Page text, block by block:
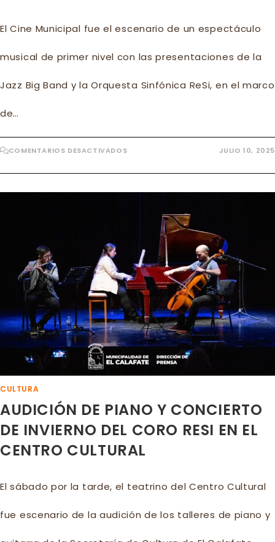
El Cine Municipal fue el escenario de un espectáculo
musical de primer nivel con las presentaciones de la
Jazz Big Band y la Orquesta Sinfónica ReSi, en el marco
de…
COMENTARIOS DESACTIVADOSEN
DE
JAZZ
ORQUESTA
SINFÓNICA
CINE
MUNICIPAL
JULIO 10, 2025
CULTURA
AUDICIÓN DE PIANO Y CONCIERTO
DE INVIERNO DEL CORO RESI EN EL
CENTRO CULTURAL
El sábado por la tarde, el teatrino del Centro Cultural
fue escenario de la audición de los talleres de piano y